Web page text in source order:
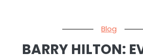
Blog
BARRY HILTON: